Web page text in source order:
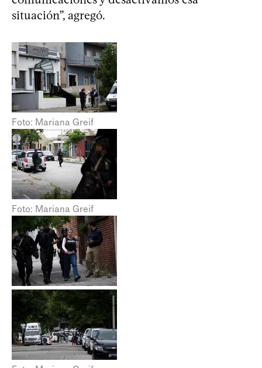
situación”, agregó.
Foto: Mariana Greif
Foto: Mariana Greif